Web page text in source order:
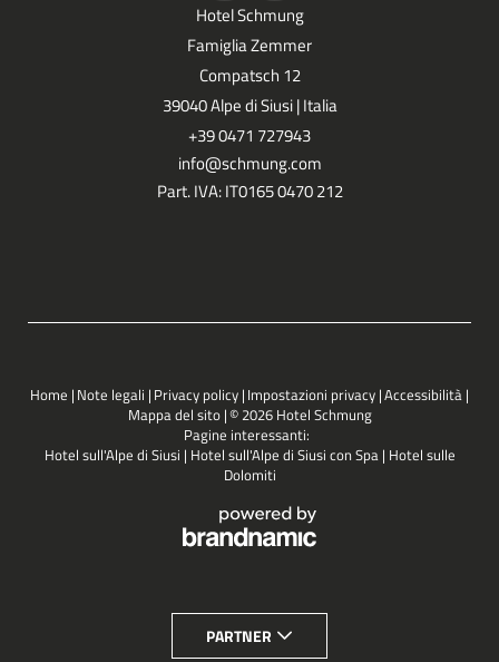
Hotel Schmung
Famiglia Zemmer
Compatsch 12
39040 Alpe di Siusi | Italia
+39 0471 727943
info@schmung.com
Part. IVA: IT0165 0470 212
Home | Note legali | Privacy policy | Impostazioni privacy |Accessibilità |
Mappa del sito |© 2026 Hotel Schmung
Pagine interessanti:
Hotel sull'Alpe di Siusi | Hotel sull'Alpe di Siusi con Spa | Hotel sulle
Dolomiti
PARTNER